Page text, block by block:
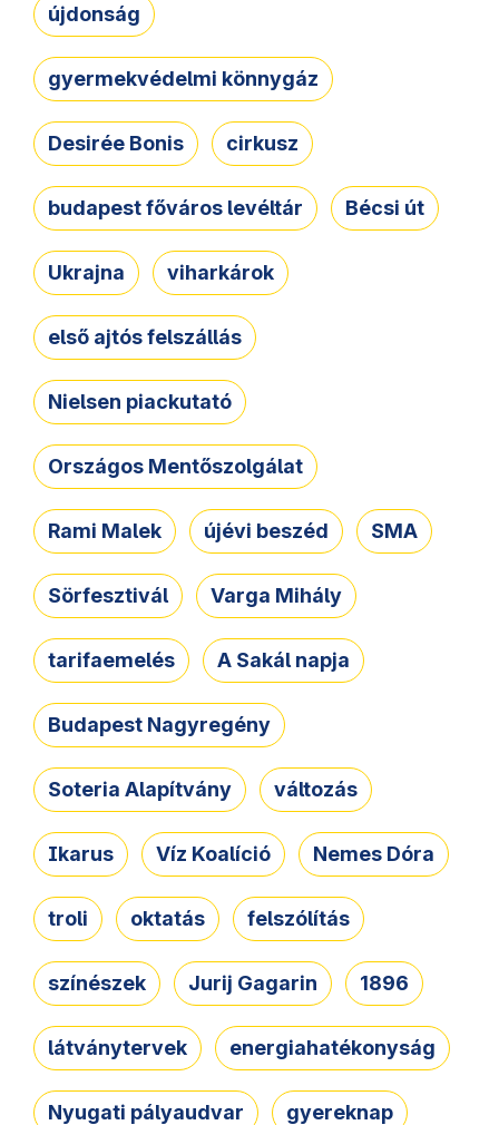
újdonság
gyermekvédelmi könnygáz
Desirée Bonis cirkusz
budapest főváros levéltár Bécsi út
Ukrajna viharkárok
első ajtós felszállás
Nielsen piackutató
Országos Mentőszolgálat
Rami Malek újévi beszéd SMA
Sörfesztivál Varga Mihály
tarifaemelés A Sakál napja
Budapest Nagyregény
Soteria Alapítvány változás
Ikarus Víz Koalíció Nemes Dóra
troli oktatás felszólítás
színészek Jurij Gagarin 1896
látványtervek energiahatékonyság
Nyugati pályaudvar gyereknap